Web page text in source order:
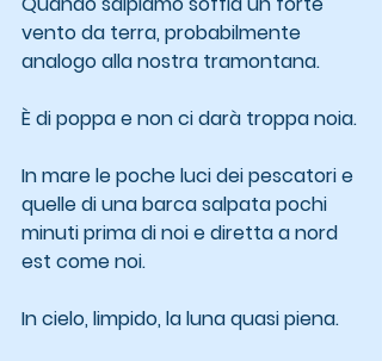
vento da terra, probabilmente
analogo alla nostra tramontana.
È di poppa e non ci darà troppa noia.
In mare le poche luci dei pescatori e
quelle di una barca salpata pochi
minuti prima di noi e diretta a nord
est come noi.
In cielo, limpido, la luna quasi piena.